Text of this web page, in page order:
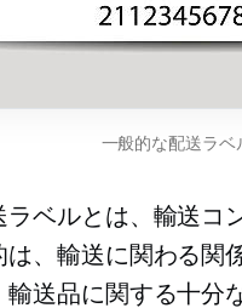
一般的な配送ラベ
ベルとは、輸送コ
は、輸送に関わる関
輸送品に関する十分